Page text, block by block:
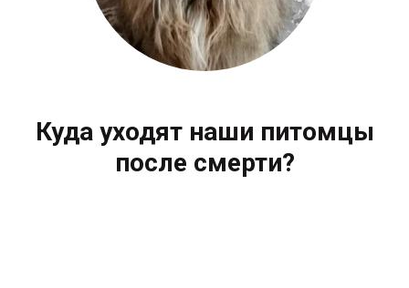
Куда уходят наши питомцы
после смерти?